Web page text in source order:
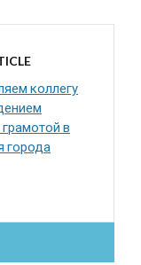
коллегу
в
города